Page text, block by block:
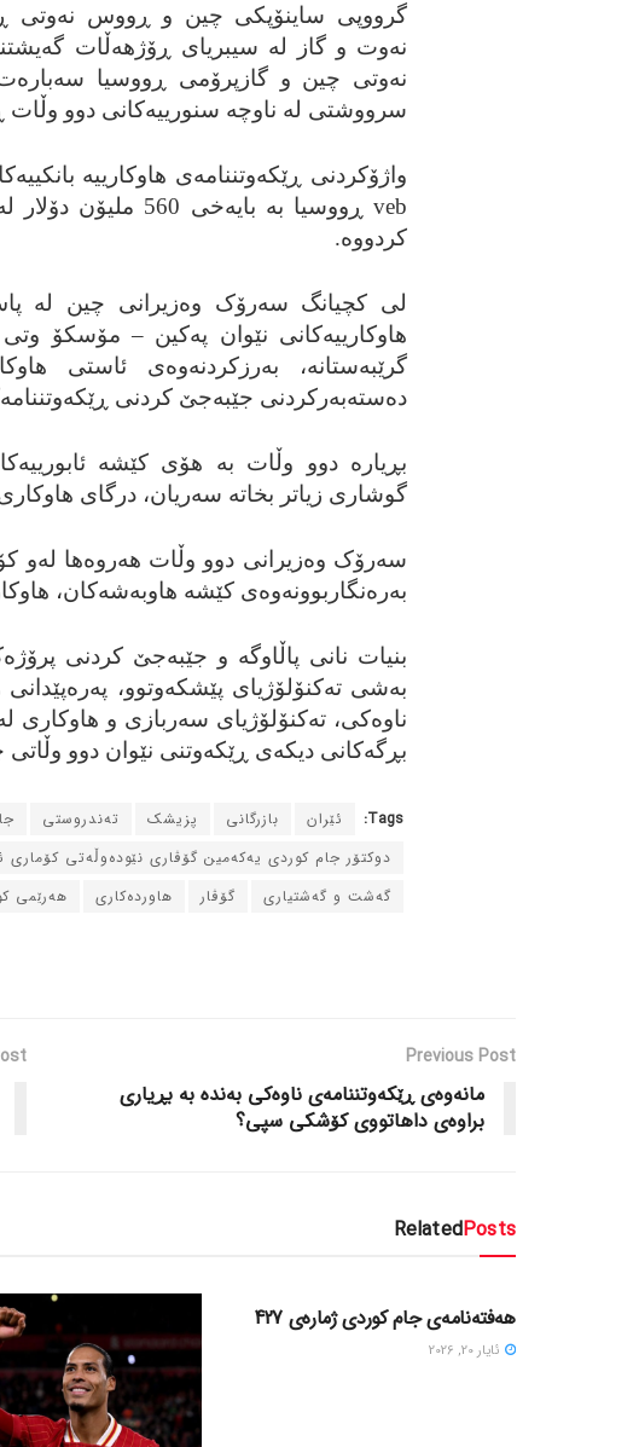
گرووپی ساینۆپکی چین و ڕووس نه‌وتی
نه‌وت و گاز له‌ سیبریای ڕۆژهه‌ڵات
نه‌وتی چین و گازپرۆمی ڕووسیا
سرووشتی له‌ ناوچه‌ سنورییه‌کانی دوو وڵات
واژۆکردنی ڕێکه‌وتننامه‌ی هاوکارییه‌
veb
ڕووسیا به‌ بایه‌خی
کردووه‌.
لی کچیانگ سه‌رۆک وه‌زیرانی چین له‌
هاوکارییه‌کانی نێوان په‌کین – مۆسکۆ
گرێبه‌ستانه‌، به‌رزکردنه‌وه‌ی ئاستی
ده‌سته‌به‌رکردنی جێبه‌جێ کردنی
بڕیاره‌ دوو وڵات به‌ هۆی کێشه‌
گوشاری زیاتر بخاته‌ سه‌ریان، درگای
سه‌رۆک وه‌زیرانی دوو وڵات هه‌روه‌ها له‌و
به‌ره‌نگاربوونه‌وه‌ی کێشه‌ هاوبه‌شه‌کان،
بنیات نانی پاڵاوگه‌ و جێبه‌جێ کردنی
به‌شی ته‌کنۆلۆژیای پێشکه‌وتوو،
ناوه‌کی، ته‌کنۆلۆژیای سه‌ربازی و هاوکاری
بڕگه‌کانی دیکه‌ی ڕێکه‌وتنی نێوان دوو
Tags: ئێران بازرگانی پزیشک ته‌ندروستی
دوکتۆر جام کوردی یه‌که‌مین گۆڤاری نێوده‌وڵه‌تی
گه‌شت و گه‌شتیاری
گۆڤار هاورده‌کاری هه‌رێمی
Previous Post
مانه‌وه‌ی ڕێکه‌وتننامه‌ی ناوه‌کی به‌نده‌ به‌ بڕیاری
براوه‌ی داهاتووی کۆشکی سپی؟
RelatedPosts
هەفتەنامەی جام کوردی ژمارەی 427
ئایار 20, 2026